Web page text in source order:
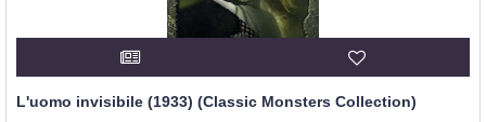
L'uomo invisibile (1933) (Classic Monsters Collection)